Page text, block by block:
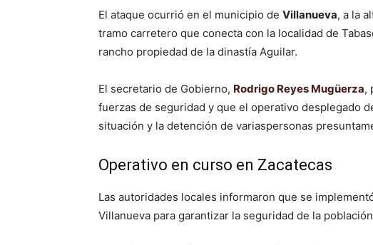
El ataque ocurrió en el municipio de Villanueva, a la
tramo carretero que conecta con la localidad de
rancho propiedad de la dinastía Aguilar.
El secretario de Gobierno, Rodrigo Reyes Mugüerza,
fuerzas de seguridad y que el operativo desplegado
situación y la detención de variaspersonas
Operativo en curso en Zacatecas
Las autoridades locales informaron que se
Villanueva para garantizar la seguridad de la